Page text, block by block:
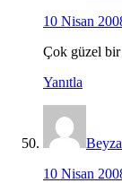
10 Nisan
Çok güzel
Yanıtla
Beyza
10 Nisan